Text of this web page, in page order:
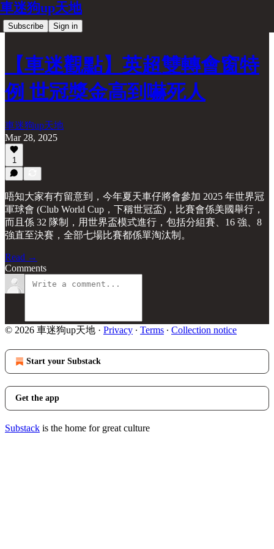
車迷狗up天地
Subscribe Sign in
【車迷觀點】英超雙轉會窗特
例 世冠獎金高到嚇死人
車迷狗up天地
Mar 28, 2025
1
唔知大家有冇留意到，今年夏天車仔將會參加 2025 年世界冠
軍球會 (Club World Cup，下稱世冠盃)，比賽會係美國舉行，
而且係 32 隊制，用世界盃模式進行，包括分組賽、16 強、8
強直至決賽，全部七場比賽都係單淘汰制。
Read →
Comments
© 2026 車迷狗up天地 · Privacy ∙ Terms ∙ Collection notice
Start your Substack
Get the app
Substack is the home for great culture